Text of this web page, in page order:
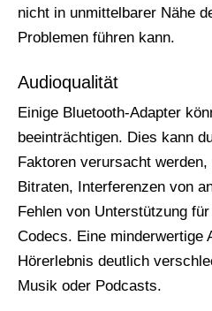
nicht in unmittelbarer Nähe
Problemen führen kann.
Audioqualität
Einige Bluetooth-Adapter
beeinträchtigen. Dies kann
Faktoren verursacht
Bitraten, Interferenzen von
Fehlen von Unterstützung
Codecs. Eine minderwertige
Hörerlebnis deutlich
Musik oder Podcasts.